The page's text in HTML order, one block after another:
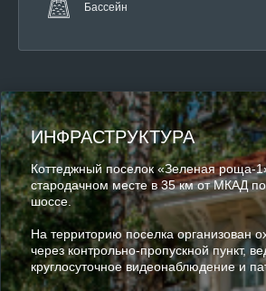
Бассейн
ИНФРАСТРУКТУРА
Коттеджный поселок «Зеленая роща-
стародачном месте в 35 км от МКАД
шоссе.
На территорию поселка организован
через контрольно-пропускной пункт,
круглосуточное видеонаблюдение и